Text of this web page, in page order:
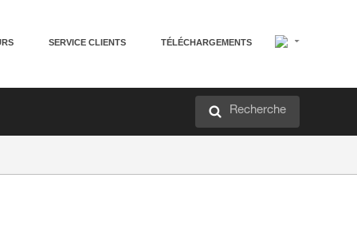
SERVICE CLIENTS TÉLÉCHARGEMENTS
Recherche